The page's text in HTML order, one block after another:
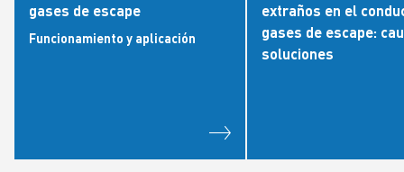
gases de escape
Funcionamiento y aplicación
extraños en el
gases de escape:
soluciones